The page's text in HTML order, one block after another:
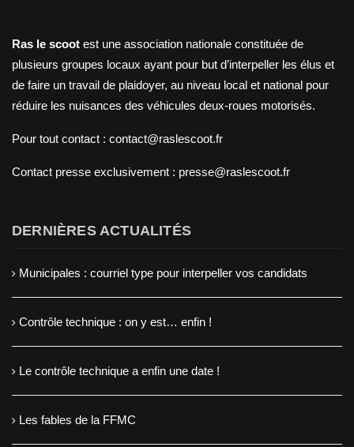
Ras le scoot est une association nationale constituée de
plusieurs groupes locaux ayant pour but d’interpeller les élus et
de faire un travail de plaidoyer, au niveau local et national pour
réduire les nuisances des véhicules deux-roues motorisés.
Pour tout contact : contact@raslescoot.fr
Contact presse exclusivement : presse@raslescoot.fr
DERNIÈRES ACTUALITÉS
Municipales : courriel type pour interpeller vos candidats
Contrôle technique : on y est… enfin !
Le contrôle technique a enfin une date !
Les fables de la FFMC